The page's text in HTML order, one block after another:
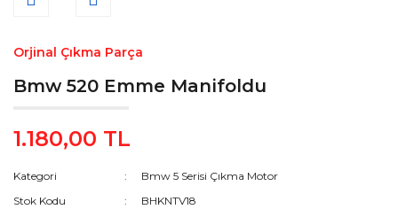
Orjinal Çıkma Parça
Bmw 520 Emme Manifoldu
1.180,00 TL
Kategori
Bmw 5 Serisi Çıkma Motor
Stok Kodu
BHKNTV18